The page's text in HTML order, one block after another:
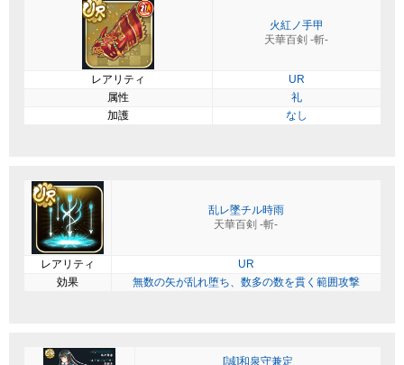
火紅ノ手甲
天華百剣 -斬-
レアリティ
UR
属性
礼
加護
なし
乱レ墜チル時雨
天華百剣 -斬-
レアリティ
UR
効果
無数の矢が乱れ堕ち、数多の数を貫く範囲攻撃
[誠]和泉守兼定